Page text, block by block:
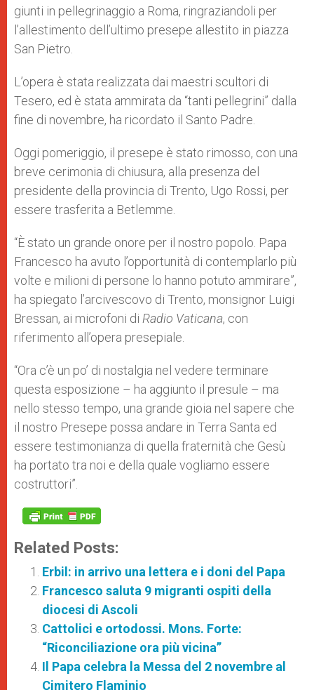
giunti in pellegrinaggio a Roma, ringraziandoli per
l’allestimento dell’ultimo presepe allestito in piazza
San Pietro.
L’opera è stata realizzata dai maestri scultori di
Tesero, ed è stata ammirata da “tanti pellegrini” dalla
fine di novembre, ha ricordato il Santo Padre.
Oggi pomeriggio, il presepe è stato rimosso, con una
breve cerimonia di chiusura, alla presenza del
presidente della provincia di Trento, Ugo Rossi, per
essere trasferita a Betlemme.
“È stato un grande onore per il nostro popolo. Papa
Francesco ha avuto l’opportunità di contemplarlo più
volte e milioni di persone lo hanno potuto ammirare”,
ha spiegato l’arcivescovo di Trento, monsignor Luigi
Bressan, ai microfoni di Radio Vaticana, con
riferimento all’opera presepiale.
“Ora c’è un po’ di nostalgia nel vedere terminare
questa esposizione – ha aggiunto il presule – ma
nello stesso tempo, una grande gioia nel sapere che
il nostro Presepe possa andare in Terra Santa ed
essere testimonianza di quella fraternità che Gesù
ha portato tra noi e della quale vogliamo essere
costruttori”.
Related Posts:
Erbil: in arrivo una lettera e i doni del Papa
Francesco saluta 9 migranti ospiti della
diocesi di Ascoli
Cattolici e ortodossi. Mons. Forte:
“Riconciliazione ora più vicina”
Il Papa celebra la Messa del 2 novembre al
Cimitero Flaminio